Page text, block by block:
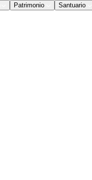
Patrimonio Santuario